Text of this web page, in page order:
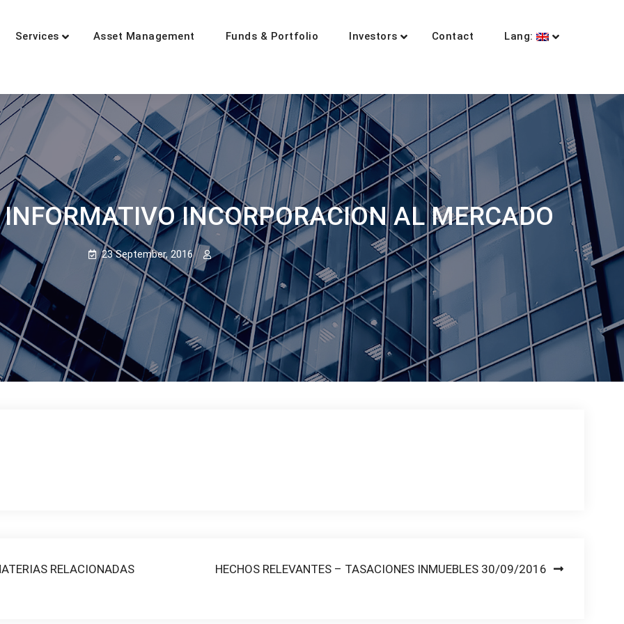
in wealth management
Services Asset Management Funds & Portfolio Investors Contact Lang:
INCORPORACION AL MERCADO
23 September, 2016
RELACIONADAS
HECHOS RELEVANTES – TASACIONES INMUEBLES 30/09/2016